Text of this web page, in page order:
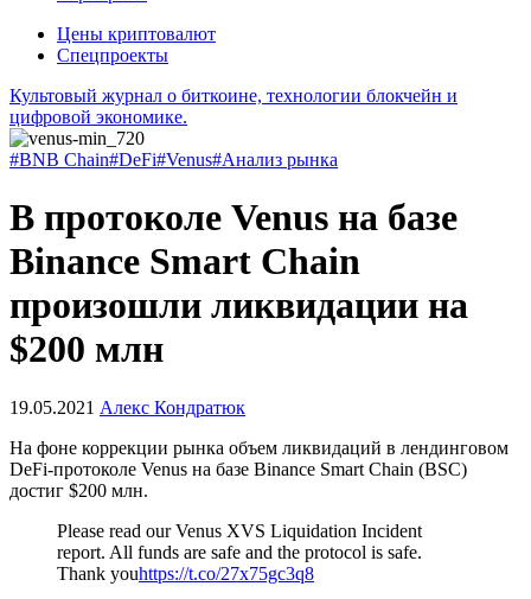
Цены криптовалют
Спецпроекты
Культовый журнал о биткоине, технологии блокчейн и
цифровой экономике.
#BNB Chain#DeFi#Venus#Анализ рынка
В протоколе Venus на базе
Binance Smart Chain
произошли ликвидации на
$200 млн
19.05.2021 Алекс Кондратюк
На фоне коррекции рынка объем ликвидаций в лендинговом
DeFi-протоколе Venus на базе Binance Smart Chain (BSC)
достиг $200 млн.
Please read our Venus XVS Liquidation Incident
report. All funds are safe and the protocol is safe.
Thank youhttps://t.co/27x75gc3q8